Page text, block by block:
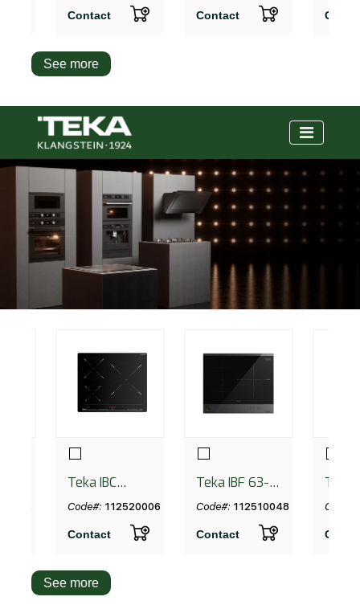
dishwasher
Contact Contact
See more
Teka IBC
63010 BK MSS
Code#: 112520006
Contact
Teka IBF 63-
VGogh FST
BV
Code#: 112510048
Contact
Teka
(Van
See more